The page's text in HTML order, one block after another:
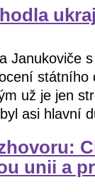
Janukoviče
státního
už je jen
asi hlavní
unii a